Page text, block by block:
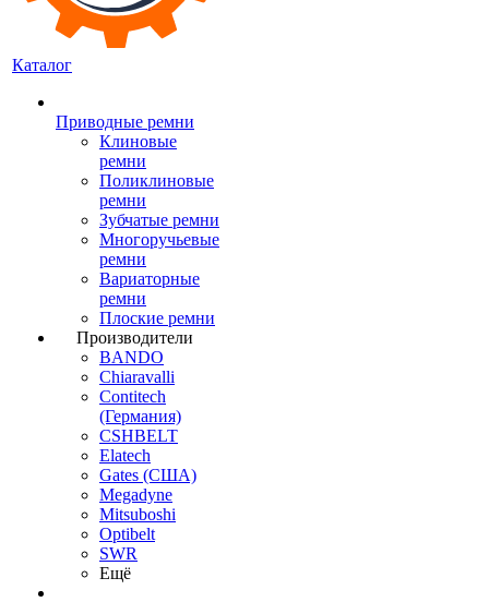
Каталог
Приводные ремни
Клиновые
ремни
Поликлиновые
ремни
Зубчатые ремни
Многоручьевые
ремни
Вариаторные
ремни
Плоские ремни
Производители
BANDO
Chiaravalli
Contitech
(Германия)
CSHBELT
Elatech
Gates (США)
Megadyne
Mitsuboshi
Optibelt
SWR
Ещё